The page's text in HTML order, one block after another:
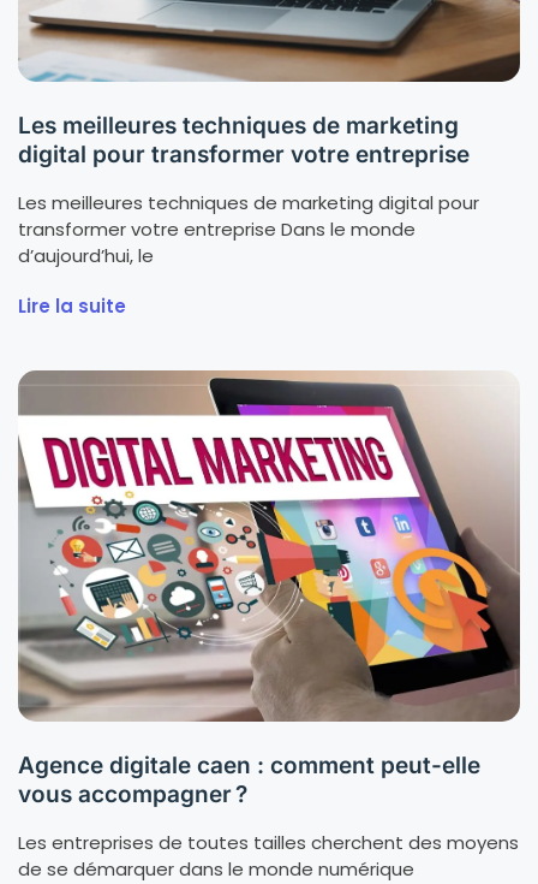
Les meilleures techniques de marketing
digital pour transformer votre entreprise
Les meilleures techniques de marketing digital pour
transformer votre entreprise Dans le monde
d’aujourd’hui, le
Lire la suite
Agence digitale caen : comment peut-elle
vous accompagner ?
Les entreprises de toutes tailles cherchent des moyens
de se démarquer dans le monde numérique